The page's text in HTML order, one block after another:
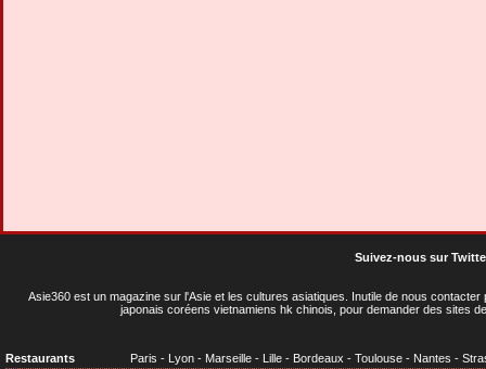
Suivez-nous sur
Asie360 est un magazine sur l'Asie et les cultures asiatiques . Inutile de nous
japonais coréens vietnamiens hk chinois, pour demander des sites
Restaurants Paris - Lyon - Marseille - Lille - Bordeaux - Toulouse - Nantes -